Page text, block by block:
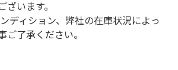
います。
ディション、弊社の在庫状況によっ
ご了承ください。